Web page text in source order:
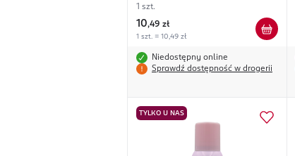
1 szt.
10,49 zł
1 szt. = 10,49 zł
Niedostępny online
Sprawdź dostępność w drogerii
TYLKO U NAS